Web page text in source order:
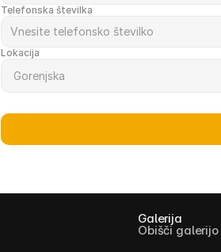
Telefonska številka
Lokacija
Galerija
Obišči galerijo